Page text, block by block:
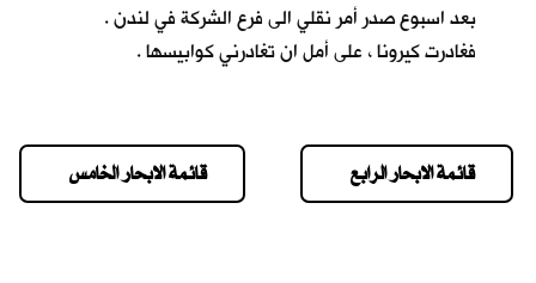
بعد اسبوع صدر أمر نقلي الى فرع الشركة في لندن .
فغادرت كيرونا ، على أمل ان تغادرني كوابيسها .
قائمة الابحار الخامس قائمة الابحار الرابع